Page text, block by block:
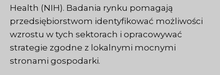
Health (NIH). Badania rynku pomagają
przedsiębiorstwom identyfikować możliwości
wzrostu w tych sektorach i opracowywać
strategie zgodne z lokalnymi mocnymi
stronami gospodarki.